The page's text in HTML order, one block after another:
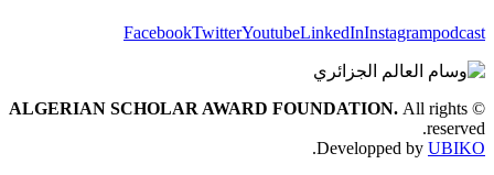
FacebookTwitterYoutubeLinkedInInstagram
ALGERIAN SCHOLAR AWARD FOUNDATION.All
Developped by
.